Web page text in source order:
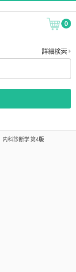
0
詳細検索
内科診断学 第4版